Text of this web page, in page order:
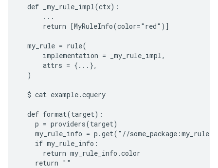
  def _my_rule_impl(ctx):
      ...
      return [MyRuleInfo(color="red")]
  my_rule = rule(
      implementation = _my_rule_impl,
      attrs = {...},
  )
  $ cat example.cquery
  def format(target):
    p = providers(target)
my_rule_info = p.get("//
    if my_rule_info:
      return my_rule_info.color
    return ""